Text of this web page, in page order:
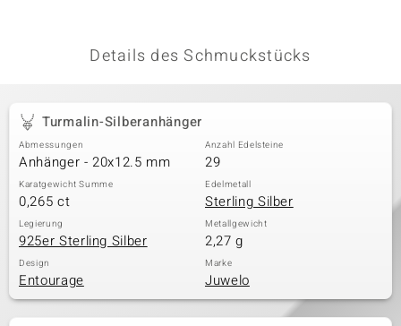
Details des Schmuckstücks
Turmalin-Silberanhänger
Abmessungen
Anhänger - 20x12.5 mm
Anzahl Edelsteine
29
Karatgewicht Summe
0,265 ct
Edelmetall
Sterling Silber
Legierung
925er Sterling Silber
Metallgewicht
2,27 g
Design
Entourage
Marke
Juwelo